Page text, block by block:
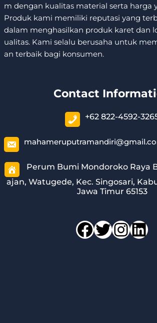
m dengan kualitas material serta harga
Produk kami memiliki reputasi yang
dalam menghasilkan produk karet dan
ualitas. Kami selalu berusaha untuk
an terbaik bagi konsumen.
Contact
+62 822-4592-
Perum Bumi Mondoroko Raya
ajan, Watugede, Kec. Singosari,
Jawa Timur 65153
Facebook
Twitter